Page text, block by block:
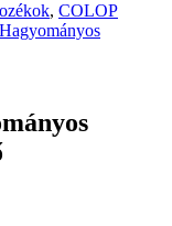
, COLOP